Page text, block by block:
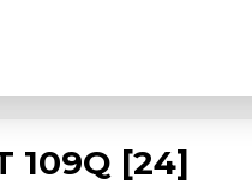
109Q [24]